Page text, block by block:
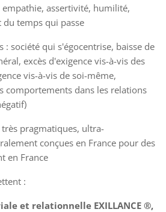
empathie, assertivité, humilité,
temps qui passe
société qui s'égocentrise, baisse de
excès d'exigence vis-à-vis des
vis-à-vis de soi-même,
comportements dans les relations
pragmatiques, ultra-
conçues en France pour des
en France
:
et relationnelle EXILLANCE ®,